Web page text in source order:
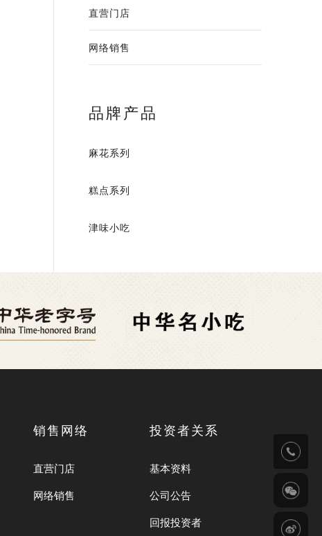
直营门店
网络销售
品牌产品
麻花系列
糕点系列
津味小吃
销售网络
直营门店
网络销售
投资者关系
基本资料
公司公告
回报投资者